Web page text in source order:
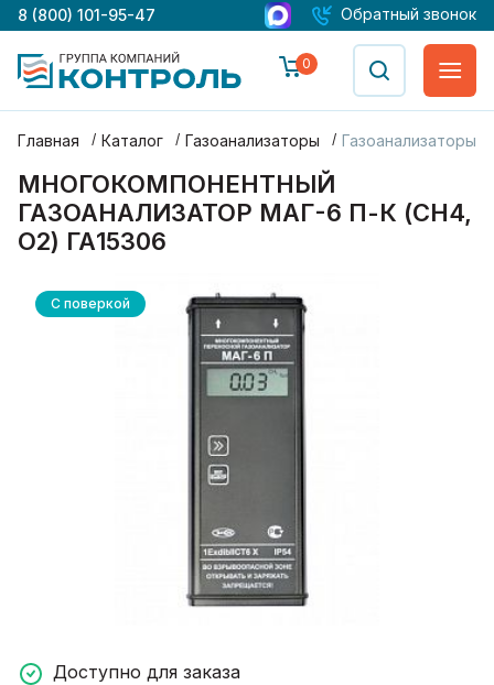
8 (800) 101-95-47 Обратный звонок
0
Главная Каталог Газоанализаторы Газоанализаторы
МНОГОКОМПОНЕНТНЫЙ
ГАЗОАНАЛИЗАТОР МАГ-6 П-К (CH4,
O2) ГА15306
С поверкой
Доступно для заказа